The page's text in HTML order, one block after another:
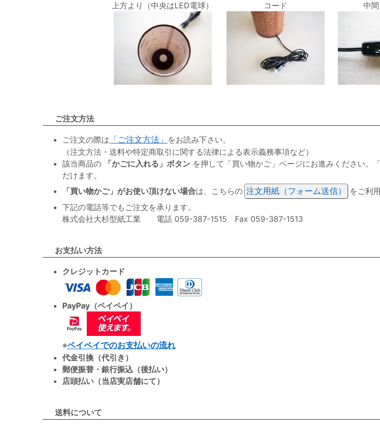
上方より（中央はLED電球） コード 中
ご注文方法
ご注文の際は 「ご注文方法」 をお読み下さい。
（注文方法・送料や特定商取引に関する法律による表示義務事項など）
該当商品の
「かごに入れる」ボタン を押して「買い物かご」ページにお進みください。
だけます。
「買い物かご」がお使い頂けない場合は、こちらの 注文用紙（フォーム送信）
をご利
下記の電話等でもご注文を承ります。
株式会社大杉型紙工業 電話 059-387-1515 Fax 059-387-1513
お支払い方法
クレジットカード
PayPay（ペイペイ）
※ペイペイでのお支払いの流れ
代金引換（代引き）
郵便振替・銀行振込（後払い）
店頭払い（当店実店舗にて）
送料について